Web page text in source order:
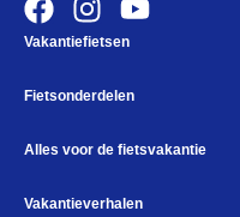
kiezenvan een fiets
Vakantiefietsen
Fietsonderdelen
Alles voor de fietsvakantie
Vakantieverhalen